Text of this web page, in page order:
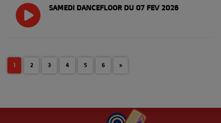
SAMEDI DANCEFLOOR DU 07 FEV 2026
1 2 3 4 5 6 >